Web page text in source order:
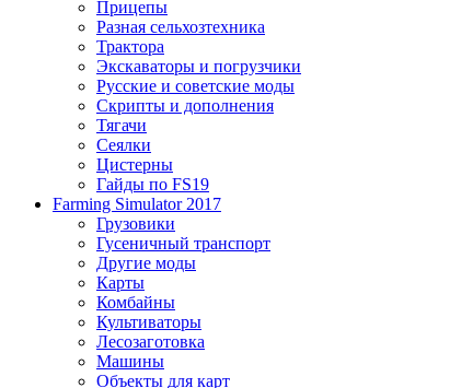
Прицепы
Разная сельхозтехника
Трактора
Экскаваторы и погрузчики
Русские и советские моды
Скрипты и дополнения
Тягачи
Сеялки
Цистерны
Гайды по FS19
Farming Simulator 2017
Грузовики
Гусеничный транспорт
Другие моды
Карты
Комбайны
Культиваторы
Лесозаготовка
Машины
Объекты для карт